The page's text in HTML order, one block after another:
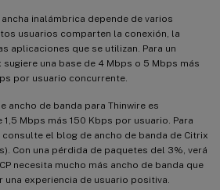
inalámbrica depende de varios
usuarios comparten la conexión, la
aplicaciones que se utilizan. Para un
una base de 4 Mbps o 5 Mbps más
por usuario concurrente.
ancho de banda para Thinwire es
Mbps más 150 Kbps por usuario. Para
el blog de ancho de banda de Citrix
Con una pérdida de paquetes del 3%, verá
necesita mucho más ancho de banda que
una experiencia de usuario positiva.